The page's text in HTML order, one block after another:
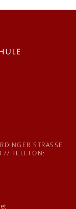
STRASSE
// TELEFON: